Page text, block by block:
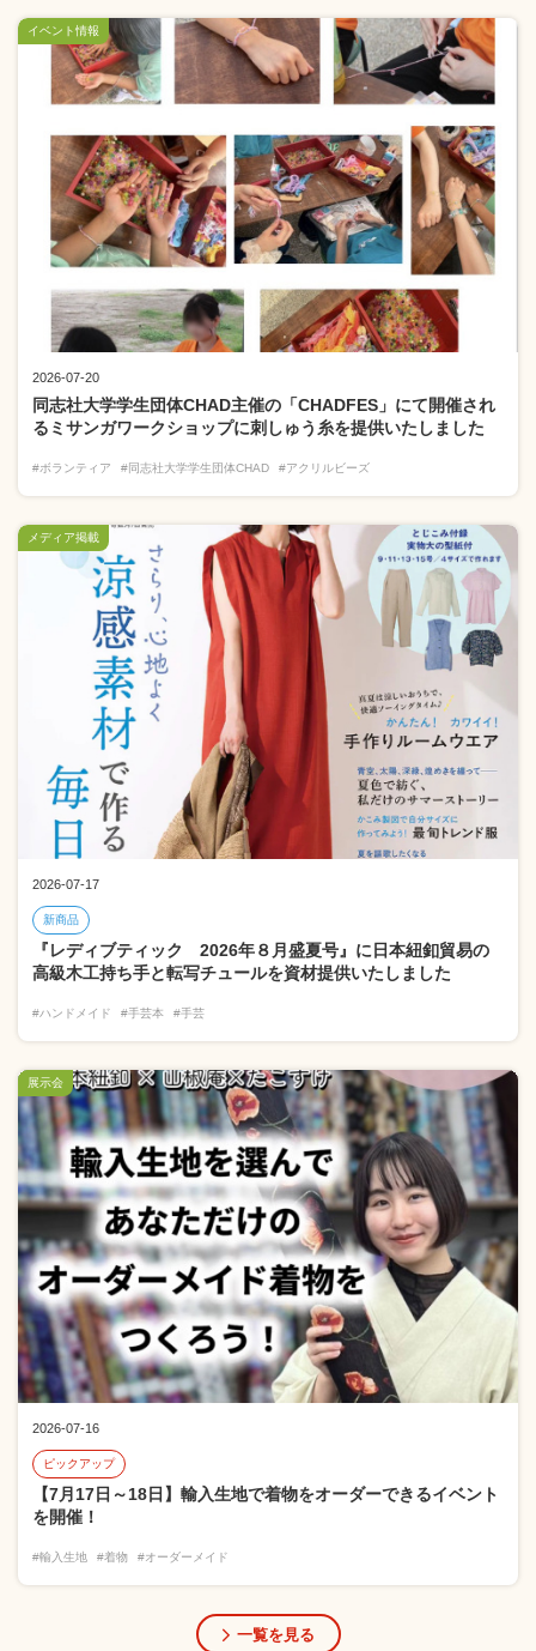
2026-07-20
同志社大学学生団体CHAD主催の「CHADFES」にて開催され
るミサンガワークショップに刺しゅう糸を提供いたしました
#ボランティア #同志社大学学生団体CHAD #アクリルビーズ
イベント情報
2026-07-17
新商品
『レディブティック 2026年８月盛夏号』に日本紐釦貿易の
高級木工持ち手と転写チュールを資材提供いたしました
#ハンドメイド #手芸本 #手芸
メディア掲載
2026-07-16
ピックアップ
【7月17日～18日】輸入生地で着物をオーダーできるイベント
を開催！
#輸入生地 #着物 #オーダーメイド
展示会
一覧を見る